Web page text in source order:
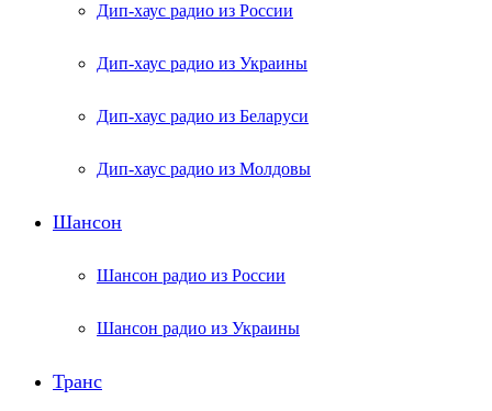
Дип-хаус радио из России
Дип-хаус радио из Украины
Дип-хаус радио из Беларуси
Дип-хаус радио из Молдовы
Шансон
Шансон радио из России
Шансон радио из Украины
Транс